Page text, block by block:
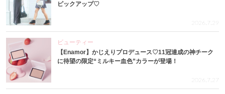
ピックアップ♡
2026.7.29
ビューティー
【Enamor】かじえりプロデュース♡11冠達成の神チーク
に待望の限定“ミルキー血色”カラーが登場！
2026.7.27